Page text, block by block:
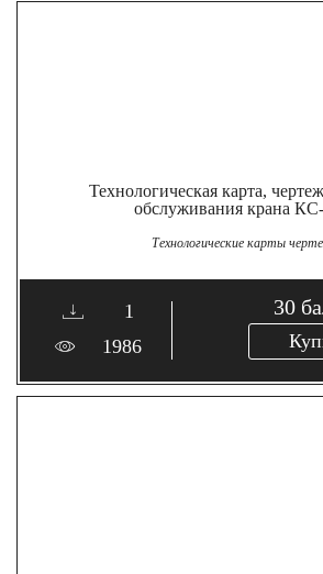
Технологическая карта,
обслуживания крана
Технологические карты
1
1986
30